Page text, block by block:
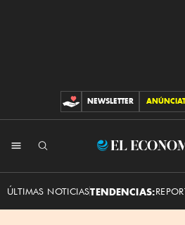
CONTRIBUCIONES
NEWSLETTER
El
ÚLTIMAS NOTICIASTENDENCIAS: